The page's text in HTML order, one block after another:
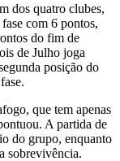
dos quatro clubes,
com 6 pontos,
do fim de
de Julho joga
posição do
que tem apenas
A partida de
do grupo, enquanto
sobrevivência.